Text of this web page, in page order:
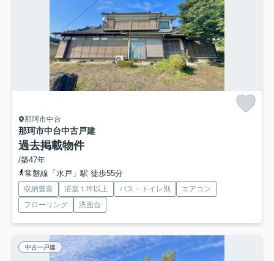
那珂市中台
那珂市中台中古戸建
過去掲載物件
/築47年
常磐線「水戸」駅 徒歩55分
収納豊富 浴室１坪以上 バス・トイレ別
エアコン
フローリング
洗面台
中古一戸建